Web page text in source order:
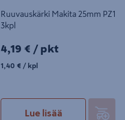
Ruuvauskärki Makita 25mm PZ1
3kpl
4,19€/pkt
4,19 € / pkt
1,40€/kpl
1,40 € / kpl
Lue lisää